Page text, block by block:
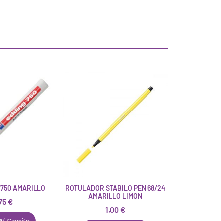
AMARILLO
€
ROTULADOR STABILO PEN 68/24
AMARILLO LIMON
1,00 €